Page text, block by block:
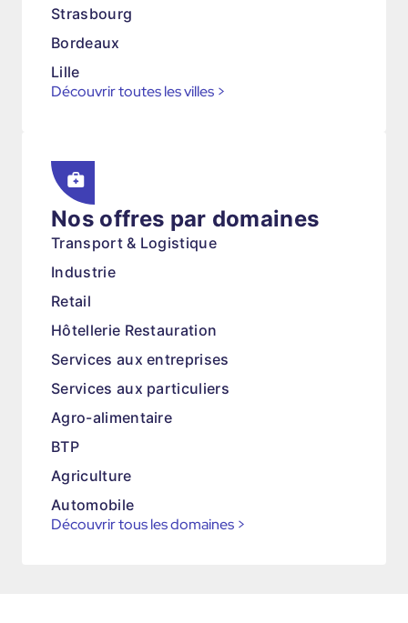
Strasbourg
Bordeaux
Lille
Découvrir toutes les villes >
Nos offres par domaines
Transport & Logistique
Industrie
Retail
Hôtellerie Restauration
Services aux entreprises
Services aux particuliers
Agro-alimentaire
BTP
Agriculture
Automobile
Découvrir tous les domaines >